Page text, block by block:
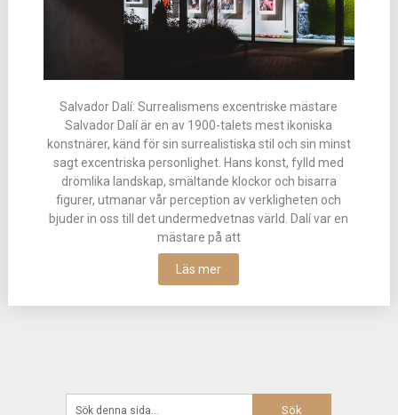
Salvador Dalí: Surrealismens excentriske mästare
Salvador Dalí är en av 1900-talets mest ikoniska
konstnärer, känd för sin surrealistiska stil och sin minst
sagt excentriska personlighet. Hans konst, fylld med
drömlika landskap, smältande klockor och bisarra
figurer, utmanar vår perception av verkligheten och
bjuder in oss till det undermedvetnas värld. Dalí var en
mästare på att
Läs mer